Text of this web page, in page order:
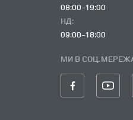
08:00-19:00
НД:
09:00-18:00
МИ В СОЦ.